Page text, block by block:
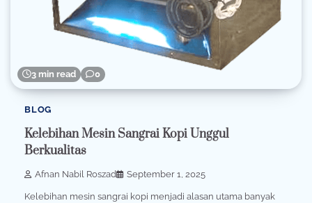
3 min read 0
BLOG
Kelebihan Mesin Sangrai Kopi Unggul
Berkualitas
Afnan Nabil Roszad September 1, 2025
Kelebihan mesin sangrai kopi menjadi alasan utama banyak